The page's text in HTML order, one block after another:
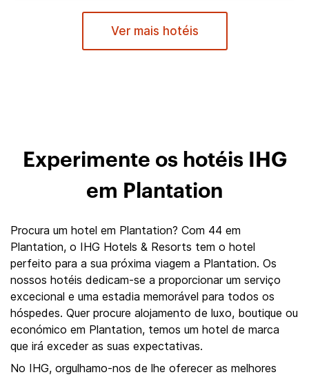
Ver mais hotéis
Experimente os hotéis IHG
em Plantation
Procura um hotel em Plantation? Com 44 em
Plantation, o IHG Hotels & Resorts tem o hotel
perfeito para a sua próxima viagem a Plantation. Os
nossos hotéis dedicam-se a proporcionar um serviço
excecional e uma estadia memorável para todos os
hóspedes. Quer procure alojamento de luxo, boutique ou
económico em Plantation, temos um hotel de marca
que irá exceder as suas expectativas.
No IHG, orgulhamo-nos de lhe oferecer as melhores